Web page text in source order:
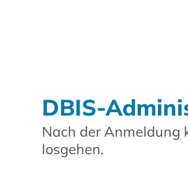
DBIS-
Nach der Anmeldung
losgehen.